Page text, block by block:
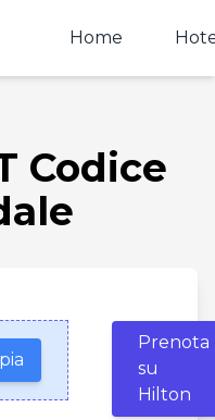
Home
Codice
Prenota
su
Hilton